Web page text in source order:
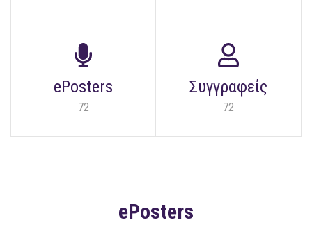
ePosters
72
Συγγραφείς
72
ePosters